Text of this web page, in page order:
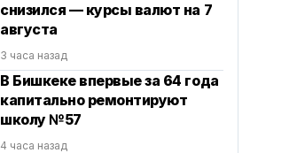
снизился — курсы валют на 7
августа
3 часа назад
В Бишкеке впервые за 64 года
капитально ремонтируют
школу №57
4 часа назад